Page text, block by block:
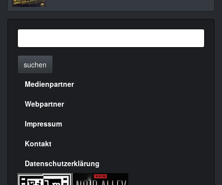
suchen
Menülinks
rechte
Seite
Medienpartner
Webpartner
Impressum
Kontakt
Datenschutzerklärung